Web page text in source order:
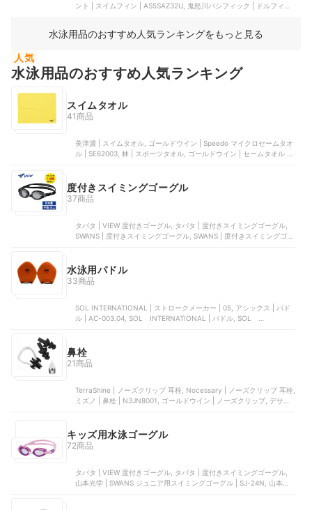
ント | スイムフィン | AS5SAZ32U, 鬼怒川パシフィック | ドルフィン
水泳用品のおすすめ人気ランキングをもっと見る
人気
水泳用品のおすすめ人気ランキング
スイムタオル
41商品
美津濃 | スイムタオル, ゴールドウイン | Speedo マイクロセームタオ
ル | SE62003, 林 | スポーツタオル, ゴールドウイン | セームタオル |
度付きスイミングゴーグル
37商品
タバタ | VIEW 度付きゴーグル, タバタ | 度付きスイミングゴーグル,
SWANS | 度付きスイミングゴーグル, SWANS | 度付きスイミングゴー
水泳用パドル
33商品
SOL INTERNATIONAL | ストロークメーカー | 05, アシックス | パド
ル | AC-003.04, SOL INTERNATIONAL | パドル, SOL
鼻栓
21商品
TerraShine | ノーズクリップ 耳栓, Nocessary | ノーズクリップ 耳栓,
ミズノ | 鼻栓 | N3JN8001, ゴールドウイン | ノーズクリップ, デサン
キッズ用水泳ゴーグル
72商品
タバタ | VIEW 度付きゴーグル, タバタ | 度付きスイミングゴーグル,
山本光学 | SWANS ジュニア用スイミングゴーグル | SJ-24N, 山本光